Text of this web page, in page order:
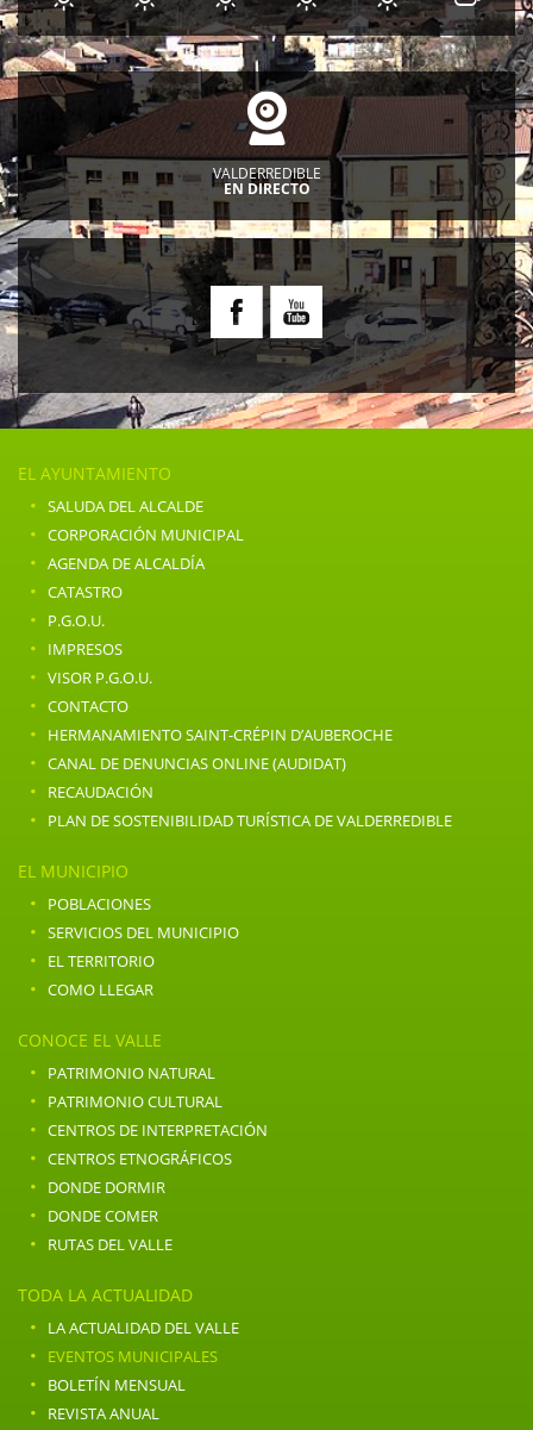
VALDERREDIBLE
EN DIRECTO
EL AYUNTAMIENTO
· SALUDA DEL ALCALDE
· CORPORACIÓN MUNICIPAL
· AGENDA DE ALCALDÍA
· CATASTRO
· P.G.O.U.
· IMPRESOS
· VISOR P.G.O.U.
· CONTACTO
· HERMANAMIENTO SAINT-CRÉPIN D’AUBEROCHE
· CANAL DE DENUNCIAS ONLINE (AUDIDAT)
· RECAUDACIÓN
· PLAN DE SOSTENIBILIDAD TURÍSTICA DE VALDERREDIBLE
EL MUNICIPIO
· POBLACIONES
· SERVICIOS DEL MUNICIPIO
· EL TERRITORIO
· COMO LLEGAR
CONOCE EL VALLE
· PATRIMONIO NATURAL
· PATRIMONIO CULTURAL
· CENTROS DE INTERPRETACIÓN
· CENTROS ETNOGRÁFICOS
· DONDE DORMIR
· DONDE COMER
· RUTAS DEL VALLE
TODA LA ACTUALIDAD
· LA ACTUALIDAD DEL VALLE
· EVENTOS MUNICIPALES
· BOLETÍN MENSUAL
· REVISTA ANUAL